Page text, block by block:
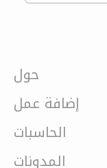
حول
إضافة عمل
الحاسبات
المدونات